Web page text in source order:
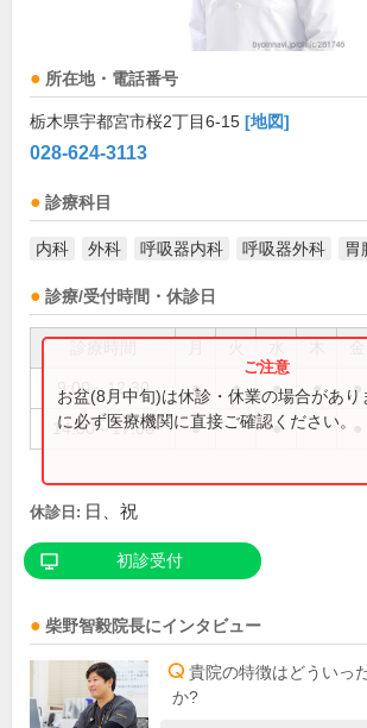
所在地・電話番号
栃木県宇都宮市桜2丁目6-15 [地図]
028-624-3113
診療科目
内科 外科 呼吸器内科 呼吸器外科 胃
診療/受付時間・休診日
9:00～12:30 ● ● ● ● ●
14:00～17:00 ● ●
お盆(8月中旬)は休診・休業の場合があり
に必ず医療機関に直接ご確認ください。
休診日: 日、祝
初診受付
柴野智毅院長にインタビュー
貴院の特徴はどういっ
か?